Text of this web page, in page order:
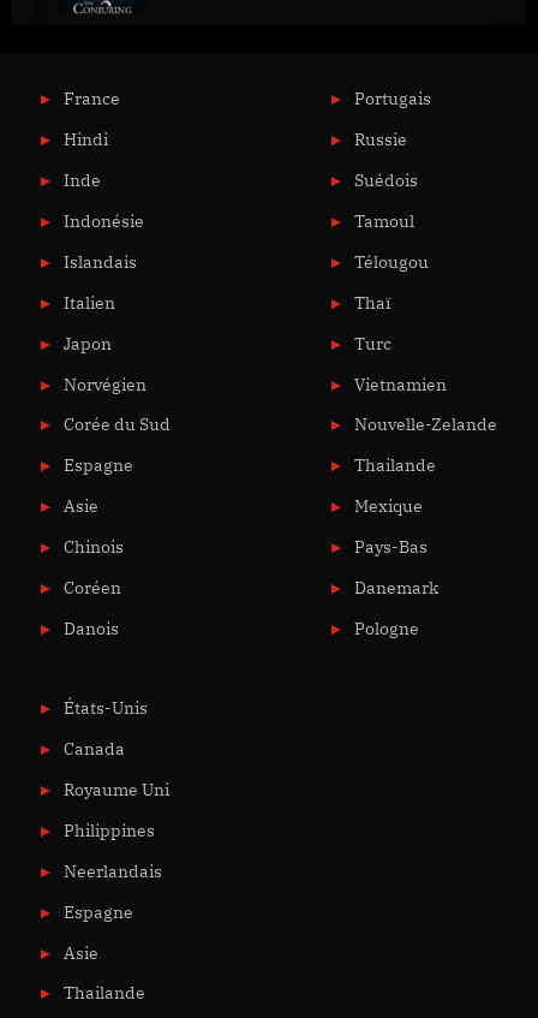
France
Hindi
Inde
Indonésie
Islandais
Italien
Japon
Norvégien
Corée du Sud
Espagne
Asie
Chinois
Coréen
Danois
Portugais
Russie
Suédois
Tamoul
Télougou
Thaï
Turc
Vietnamien
Nouvelle-Zelande
Thailande
Mexique
Pays-Bas
Danemark
Pologne
États-Unis
Canada
Royaume Uni
Philippines
Neerlandais
Espagne
Asie
Thailande